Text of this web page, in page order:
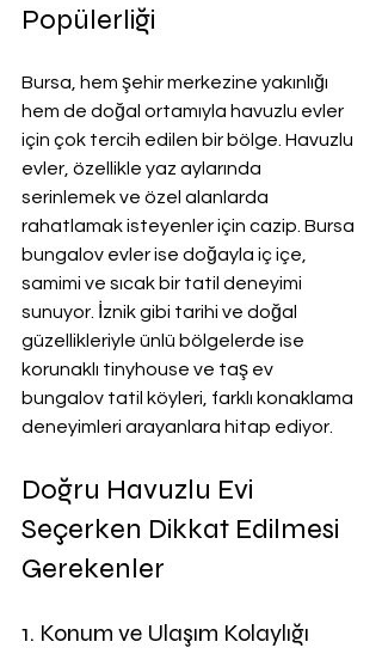
Popülerliği
Bursa, hem şehir merkezine yakınlığı
hem de doğal ortamıyla havuzlu evler
için çok tercih edilen bir bölge. Havuzlu
evler, özellikle yaz aylarında
serinlemek ve özel alanlarda
rahatlamak isteyenler için cazip. Bursa
bungalov evler ise doğayla iç içe,
samimi ve sıcak bir tatil deneyimi
sunuyor. İznik gibi tarihi ve doğal
güzellikleriyle ünlü bölgelerde ise
korunaklı tinyhouse ve taş ev
bungalov tatil köyleri, farklı konaklama
deneyimleri arayanlara hitap ediyor.
Doğru Havuzlu Evi
Seçerken Dikkat Edilmesi
Gerekenler
1. Konum ve Ulaşım Kolaylığı